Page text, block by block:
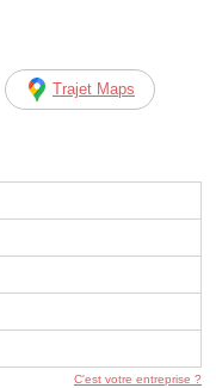
Trajet Maps
C'est votre entreprise ?